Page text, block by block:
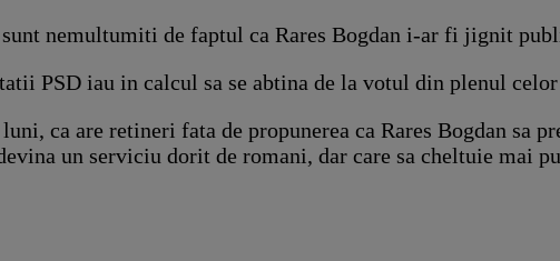
nemultumiti de faptul ca Rares Bogdan i-ar fi jignit
PSD iau in calcul sa se abtina de la votul din plenul celor
ca are retineri fata de propunerea ca Rares Bogdan sa
un serviciu dorit de romani, dar care sa cheltuie mai